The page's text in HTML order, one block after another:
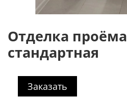
Отделка проёма
стандартная
Заказать